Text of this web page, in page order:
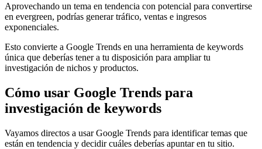
Aprovechando un tema en tendencia con potencial para convertirse
en evergreen, podrías generar tráfico, ventas e ingresos
exponenciales.
Esto convierte a Google Trends en una herramienta de keywords
única que deberías tener a tu disposición para ampliar tu
investigación de nichos y productos.
Cómo usar Google Trends para
investigación de keywords
Vayamos directos a usar Google Trends para identificar temas que
están en tendencia y decidir cuáles deberías apuntar en tu sitio.